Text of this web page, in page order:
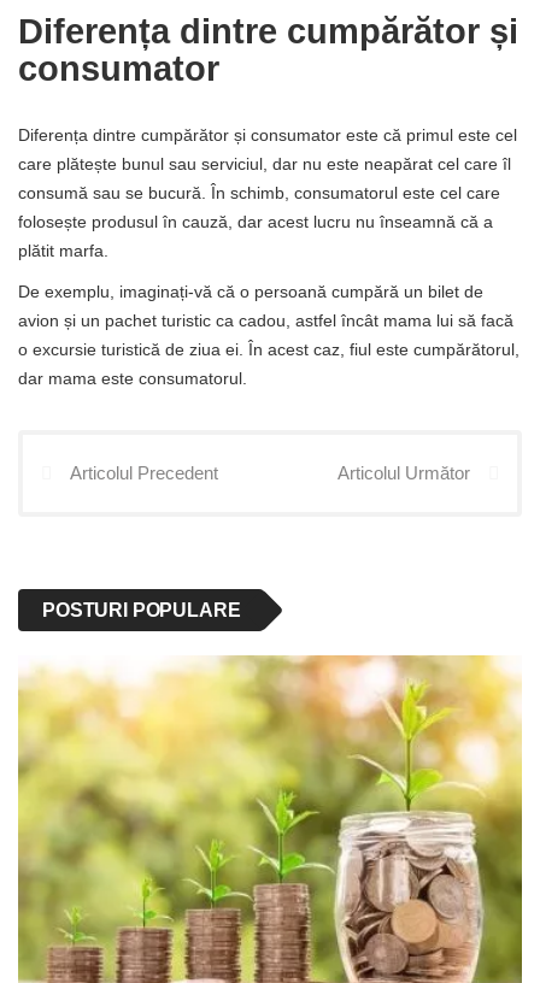
Diferența dintre cumpărător și
consumator
Diferența dintre cumpărător și consumator este că primul este cel
care plătește bunul sau serviciul, dar nu este neapărat cel care îl
consumă sau se bucură. În schimb, consumatorul este cel care
folosește produsul în cauză, dar acest lucru nu înseamnă că a
plătit marfa.
De exemplu, imaginați-vă că o persoană cumpără un bilet de
avion și un pachet turistic ca cadou, astfel încât mama lui să facă
o excursie turistică de ziua ei. În acest caz, fiul este cumpărătorul,
dar mama este consumatorul.
Articolul Precedent Articolul Următor
POSTURI POPULARE